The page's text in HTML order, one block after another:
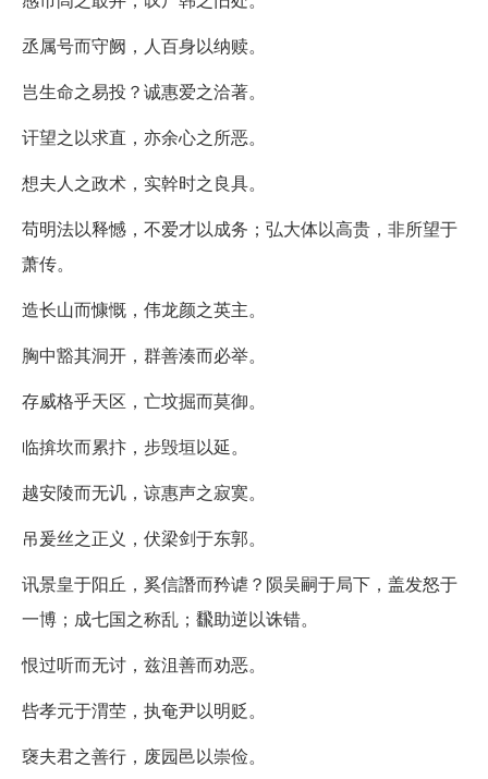
丞属号而守阙，人百身以纳赎。
岂生命之易投？诚惠爱之洽著。
讦望之以求直，亦余心之所恶。
想夫人之政术，实幹时之良具。
苟明法以释憾，不爱才以成务；弘大体以高贵，非所望于
萧传。
造长山而慷慨，伟龙颜之英主。
胸中豁其洞开，群善湊而必举。
存威格乎天区，亡坟掘而莫御。
临揜坎而累抃，步毁垣以延。
越安陵而无讥，谅惠声之寂寞。
吊爰丝之正义，伏梁剑于东郭。
讯景皇于阳丘，奚信譖而矜谑？陨吴嗣于局下，盖发怒于
一博；成七国之称乱；飜助逆以诛错。
恨过听而无讨，兹沮善而劝恶。
呰孝元于渭茔，执奄尹以明贬。
襃夫君之善行，废园邑以崇俭。